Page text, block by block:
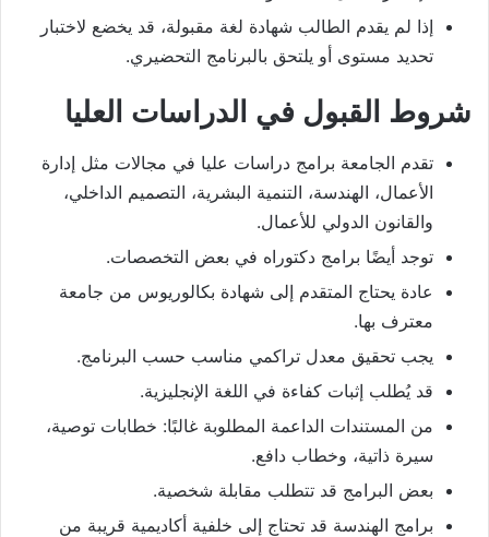
إذا لم يقدم الطالب شهادة لغة مقبولة، قد يخضع لاختبار
تحديد مستوى أو يلتحق بالبرنامج التحضيري.
شروط القبول في الدراسات العليا
تقدم الجامعة برامج دراسات عليا في مجالات مثل إدارة
الأعمال، الهندسة، التنمية البشرية، التصميم الداخلي،
والقانون الدولي للأعمال.
توجد أيضًا برامج دكتوراه في بعض التخصصات.
عادة يحتاج المتقدم إلى شهادة بكالوريوس من جامعة
معترف بها.
يجب تحقيق معدل تراكمي مناسب حسب البرنامج.
قد يُطلب إثبات كفاءة في اللغة الإنجليزية.
من المستندات الداعمة المطلوبة غالبًا: خطابات توصية،
سيرة ذاتية، وخطاب دافع.
بعض البرامج قد تتطلب مقابلة شخصية.
برامج الهندسة قد تحتاج إلى خلفية أكاديمية قريبة من